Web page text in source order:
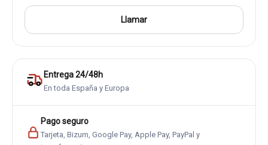
Llamar
Entrega 24/48h
En toda España y Europa
Pago seguro
Tarjeta, Bizum, Google Pay, Apple Pay, PayPal y